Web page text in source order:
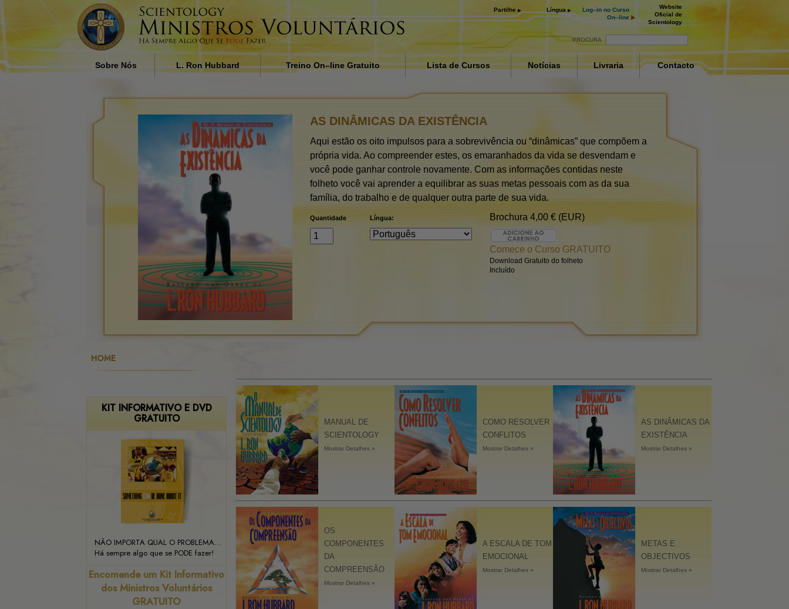
Partilhe Língua
Log–in no Curso
On–line
Website
Oficial de
Scientology
PROCURA
Sobre Nós
Voluntários?
Porque é que Nós Ajudamos
L. Ron Hubbard
Sociedade de L. Ron Hubbard
Treino On–line Gratuito Lista de Cursos
Básicos da Organização
A Causa da Supressão
Crianças
Comunicar eficazmente
Os Componentes da
Como Resolver Conflitos
Integridade e Honestidade
Investigações
Casamento
Soluções para um Ambiente
Perigoso
A Tecnologia de Estudo
Ferramentas para o Local de
Trabalho
Notícias Livraria Contacto
AS DINÂMICAS DA EXISTÊNCIA
Aqui estão os oito impulsos para a sobrevivência ou “dinâmicas” que compõem a
própria vida. Ao compreender estes, os emaranhados da vida se desvendam e
você pode ganhar controle novamente. Com as informações contidas neste
folheto você vai aprender a equilibrar as suas metas pessoais com as da sua
família, do trabalho e de qualquer outra parte de sua vida.
Quantidade Língua: Brochura4,00 € (EUR)
Comece o Curso GRATUITO
Download Gratuito do folheto
Incluído
HOME
MANUAL DE
SCIENTOLOGY
Mostrar Detalhes »
COMO RESOLVER
CONFLITOS
Mostrar Detalhes »
AS DINÂMICAS DA
EXISTÊNCIA
Mostrar Detalhes »
OS
COMPONENTES
DA
COMPREENSÃO
Mostrar Detalhes »
A ESCALA DE TOM
EMOCIONAL
Mostrar Detalhes »
METAS E
OBJECTIVOS
Mostrar Detalhes »
KIT INFORMATIVO E DVD
GRATUITO
NÃO IMPORTA QUAL O PROBLEMA...
Há sempre algo que se PODE fazer!
Encomende um Kit Informativo
dos Ministros Voluntários
GRATUITO